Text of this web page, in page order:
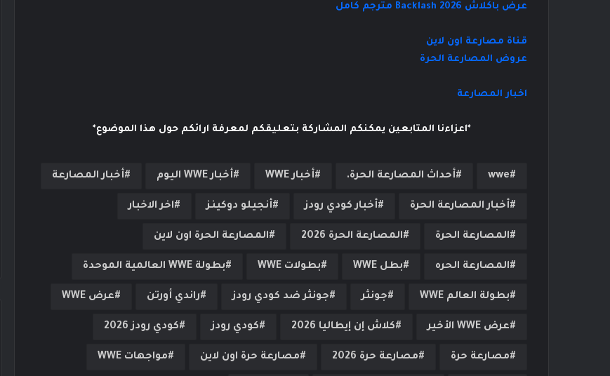
عرض باكلاش 2026 Backlash مترجم كامل
قناة مصارعة اون لاين
عروض المصارعة الحرة
اخبار المصارعة
*اعزاءنا المتابعين يمكنكم المشاركة بتعليقكم لمعرفة ارائكم حول هذا الموضوع*
wwe أحداث المصارعة الحرة. أخبار WWE أخبار WWE اليوم أخبار المصارعة
أخبار المصارعة الحرة أخبار كودي رودز أنجيلو دوكينز اخر الاخبار
المصارعة الحرة المصارعة الحرة 2026 المصارعة الحرة اون لاين
المصارعة الحره بطل WWE بطولات WWE بطولة WWE العالمية الموحدة
بطولة العالم WWE جونثر جونثر ضد كودي رودز راندي أورتن عرض WWE
عرض WWE الأخير كلاش إن إيطاليا 2026 كودي رودز كودي رودز 2026
مصارعة حرة مصارعة حرة 2026 مصارعة حرة اون لاين مواجهات WWE